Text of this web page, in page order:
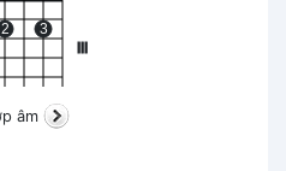
2 3
âm